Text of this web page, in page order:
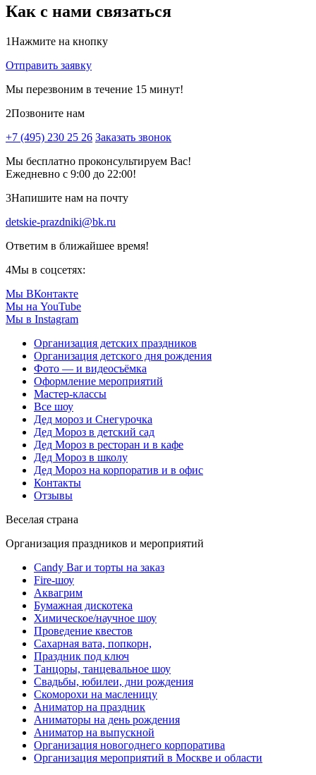
Как с нами связаться
1Нажмите на кнопку
Отправить заявку
Мы перезвоним в течение 15 минут!
2Позвоните нам
+7 (495) 230 25 26 Заказать звонок
Мы бесплатно проконсультируем Вас!
Ежедневно с 9:00 до 22:00!
3Напишите нам на почту
detskie-prazdniki@bk.ru
Ответим в ближайшее время!
4Мы в соцсетях:
Мы ВКонтакте
Мы на YouTube
Мы в Instagram
Организация детских праздников
Организация детского дня рождения
Фото — и видеосъёмка
Оформление мероприятий
Мастер-классы
Все шоу
Дед мороз и Снегурочка
Дед Мороз в детский сад
Дед Мороз в ресторан и в кафе
Дед Мороз в школу
Дед Мороз на корпоратив и в офис
Контакты
Отзывы
Веселая страна
Организация праздников и мероприятий
Candy Bar и торты на заказ
Fire-шоу
Аквагрим
Бумажная дискотека
Химическое/научное шоу
Проведение квестов
Сахарная вата, попкорн,
Праздник под ключ
Танцоры, танцевальное шоу
Свадьбы, юбилеи, дни рождения
Скоморохи на масленицу
Аниматор на праздник
Аниматоры на день рождения
Аниматор на выпускной
Организация новогоднего корпоратива
Организация мероприятий в Москве и области